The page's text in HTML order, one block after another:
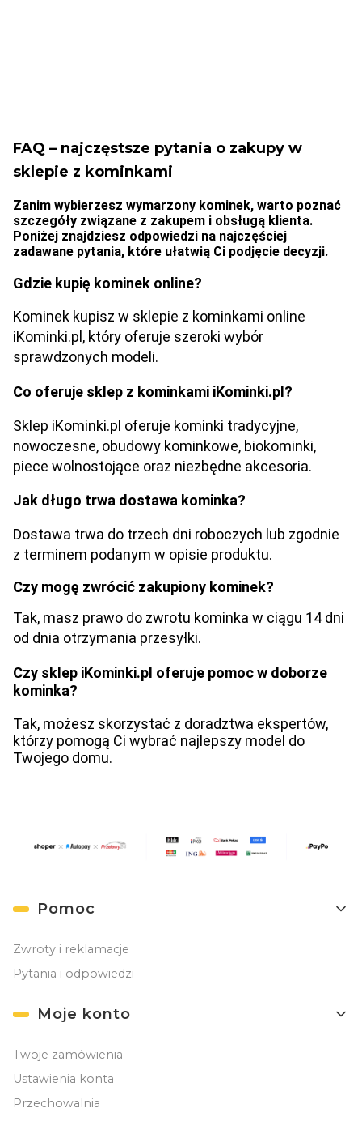
FAQ – najczęstsze pytania o zakupy w
sklepie z kominkami
Zanim wybierzesz wymarzony kominek, warto poznać
szczegóły związane z zakupem i obsługą klienta.
Poniżej znajdziesz odpowiedzi na najczęściej
zadawane pytania, które ułatwią Ci podjęcie decyzji.
Gdzie kupię kominek online?
Kominek kupisz w sklepie z kominkami online
iKominki.pl, który oferuje szeroki wybór
sprawdzonych modeli.
Co oferuje sklep z kominkami iKominki.pl?
Sklep iKominki.pl oferuje kominki tradycyjne,
nowoczesne, obudowy kominkowe, biokominki,
piece wolnostojące oraz niezbędne akcesoria.
Jak długo trwa dostawa kominka?
Dostawa trwa do trzech dni roboczych lub zgodnie
z terminem podanym w opisie produktu.
Czy mogę zwrócić zakupiony kominek?
Tak, masz prawo do zwrotu kominka w ciągu 14 dni
od dnia otrzymania przesyłki.
Czy sklep iKominki.pl oferuje pomoc w doborze
kominka?
Tak, możesz skorzystać z doradztwa ekspertów,
którzy pomogą Ci wybrać najlepszy model do
Twojego domu.
Linki w stopce
Pomoc
Zwroty i reklamacje
Pytania i odpowiedzi
Moje konto
Twoje zamówienia
Ustawienia konta
Przechowalnia